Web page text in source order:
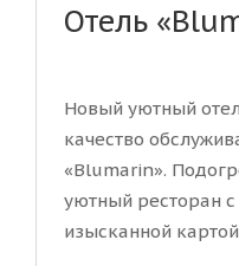
Отель
Новый уютный
качество
«Blumarin».
уютный ресторан
изысканной картой